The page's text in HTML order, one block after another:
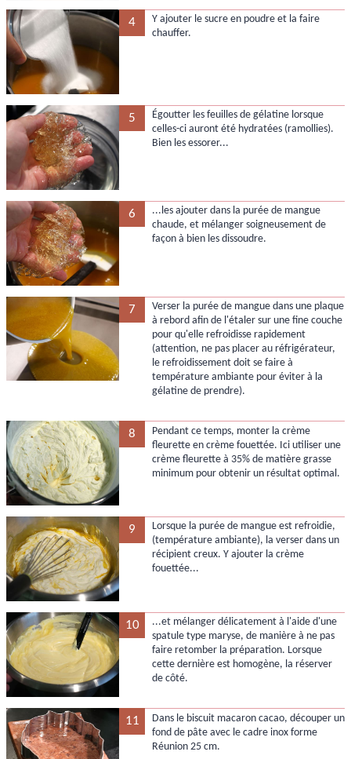
4
Y ajouter le sucre en poudre et la faire
chauffer.
5
Égoutter les feuilles de gélatine lorsque
celles-ci auront été hydratées (ramollies).
Bien les essorer...
6
...les ajouter dans la purée de mangue
chaude, et mélanger soigneusement de
façon à bien les dissoudre.
7
Verser la purée de mangue dans une plaque
à rebord afin de l'étaler sur une fine couche
pour qu'elle refroidisse rapidement
(attention, ne pas placer au réfrigérateur,
le refroidissement doit se faire à
température ambiante pour éviter à la
gélatine de prendre).
8
Pendant ce temps, monter la crème
fleurette en crème fouettée. Ici utiliser une
crème fleurette à 35% de matière grasse
minimum pour obtenir un résultat optimal.
9
Lorsque la purée de mangue est refroidie,
(température ambiante), la verser dans un
récipient creux. Y ajouter la crème
fouettée...
10
...et mélanger délicatement à l'aide d'une
spatule type maryse, de manière à ne pas
faire retomber la préparation. Lorsque
cette dernière est homogène, la réserver
de côté.
11
Dans le biscuit macaron cacao, découper un
fond de pâte avec le cadre inox forme
Réunion 25 cm.